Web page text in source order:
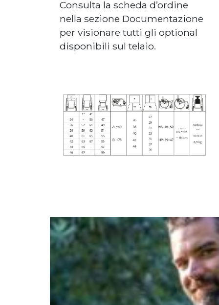
Consulta la scheda d’ordine
nella sezione Documentazione
per visionare tutti gli optional
disponibili sul telaio.